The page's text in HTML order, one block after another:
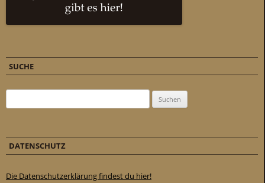
SUCHE
DATENSCHUTZ
Die Datenschutzerklärung findest du hier!